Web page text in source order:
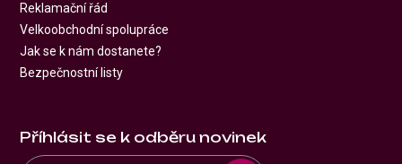
Reklamační řád
Velkoobchodní spolupráce
Jak se k nám dostanete?
Bezpečnostní listy
Příhlásit se k odběru novinek